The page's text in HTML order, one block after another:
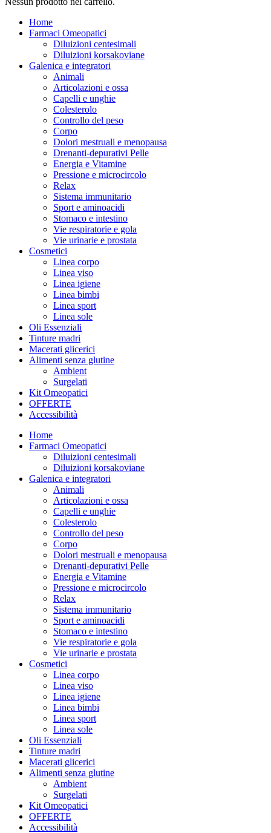
Home
Farmaci Omeopatici
Diluizioni centesimali
Diluizioni korsakoviane
Galenica e integratori
Animali
Articolazioni e ossa
Capelli e unghie
Colesterolo
Controllo del peso
Corpo
Dolori mestruali e menopausa
Drenanti-depurativi Pelle
Energia e Vitamine
Pressione e microcircolo
Relax
Sistema immunitario
Sport e aminoacidi
Stomaco e intestino
Vie respiratorie e gola
Vie urinarie e prostata
Cosmetici
Linea corpo
Linea viso
Linea igiene
Linea bimbi
Linea sport
Linea sole
Oli Essenziali
Tinture madri
Macerati glicerici
Alimenti senza glutine
Ambient
Surgelati
Kit Omeopatici
OFFERTE
Accessibilità
Home
Farmaci Omeopatici
Diluizioni centesimali
Diluizioni korsakoviane
Galenica e integratori
Animali
Articolazioni e ossa
Capelli e unghie
Colesterolo
Controllo del peso
Corpo
Dolori mestruali e menopausa
Drenanti-depurativi Pelle
Energia e Vitamine
Pressione e microcircolo
Relax
Sistema immunitario
Sport e aminoacidi
Stomaco e intestino
Vie respiratorie e gola
Vie urinarie e prostata
Cosmetici
Linea corpo
Linea viso
Linea igiene
Linea bimbi
Linea sport
Linea sole
Oli Essenziali
Tinture madri
Macerati glicerici
Alimenti senza glutine
Ambient
Surgelati
Kit Omeopatici
OFFERTE
Accessibilità